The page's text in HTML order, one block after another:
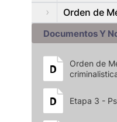
Orden de
Documentos Y
Orden de
Etapa 3 -